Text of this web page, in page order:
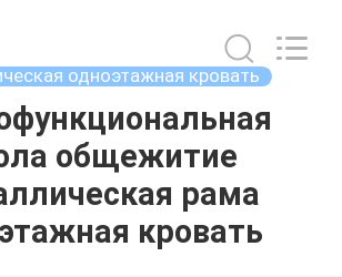
одноэтажная кровать
общежитие
рама
кровать